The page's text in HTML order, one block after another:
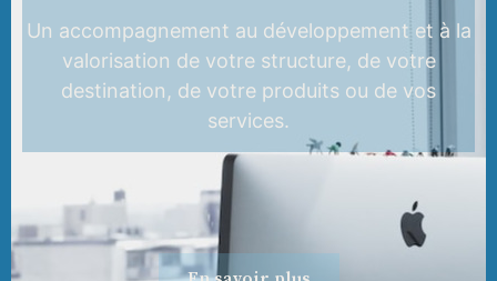
Un accompagnement au développement et à la
valorisation de votre structure, de votre
destination, de votre produits ou de vos
services.